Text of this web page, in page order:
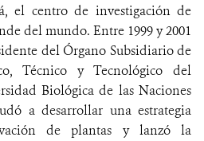
el centro de investigación de
del mundo. Entre 1999 y 2001
del Órgano Subsidiario de
Técnico y Tecnológico del
Biológica de las Naciones
a desarrollar una estrategia
de plantas y lanzó la